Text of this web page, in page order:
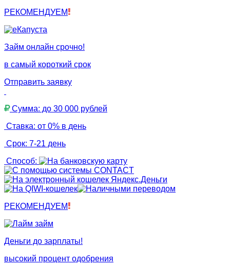
РЕКОМЕНДУЕМ
Займ онлайн срочно!
в самый короткий срок
Отправить заявку
Сумма: до 30 000 рублей
Ставка: от 0% в день
Срок: 7-21 день
Способ:
РЕКОМЕНДУЕМ
Деньги до зарплаты!
высокий процент одобрения